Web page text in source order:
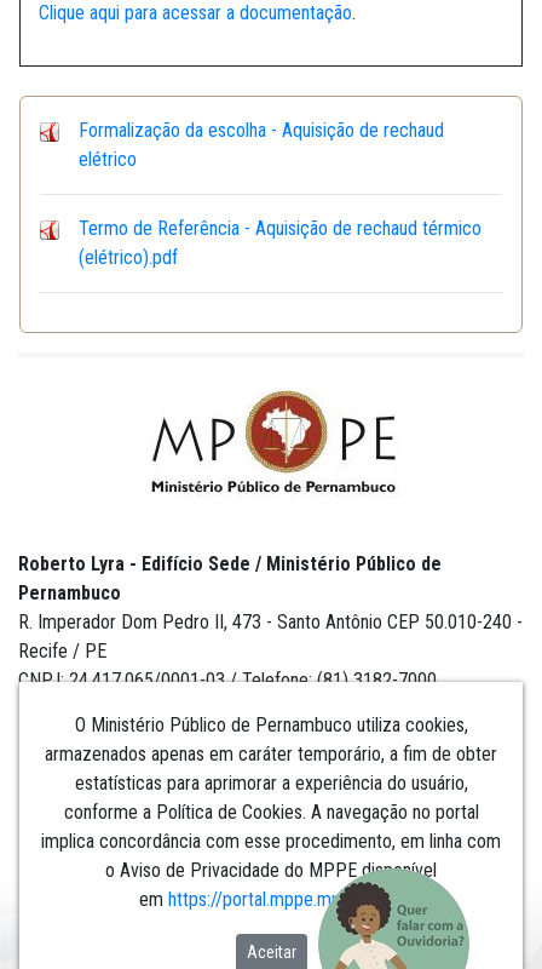
Clique aqui para acessar a documentação.
Formalização da escolha - Aquisição de rechaud
elétrico
Termo de Referência - Aquisição de rechaud térmico
(elétrico).pdf
O Ministério Público de Pernambuco utiliza cookies,
armazenados apenas em caráter temporário, a fim de obter
estatísticas para aprimorar a experiência do usuário,
conforme a Política de Cookies. A navegação no portal
implica concordância com esse procedimento, em linha com
o Aviso de Privacidade do MPPE disponível
em https://portal.mppe.mp.br/lgpd.​​​​​​​
Aceitar
Roberto Lyra - Edifício Sede / Ministério Público de
Pernambuco
R. Imperador Dom Pedro II, 473 - Santo Antônio CEP 50.010-240 -
Recife / PE
CNPJ: 24.417.065/0001-03 / Telefone: (81) 3182-7000
Institucional
Comunicação